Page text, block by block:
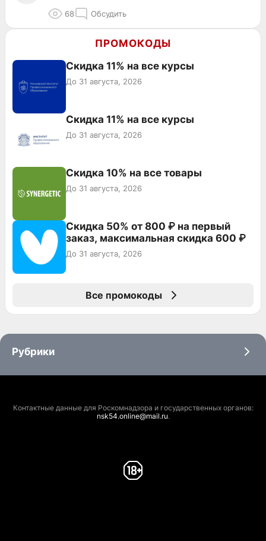
68 Обсудить
ПРОМОКОДЫ
Скидка 11% на все курсы
До 31 августа, 2026
Скидка 11% на все курсы
До 31 августа, 2026
Скидка 10% на все товары
До 31 августа, 2026
Скидка 50% от 800 ₽ на первый
заказ, максимальная скидка 600 ₽
До 31 августа, 2026
Все промокоды
Рубрики
Контактные данные для Роскомнадзора и государственных органов:
nsk54.online@mail.ru.